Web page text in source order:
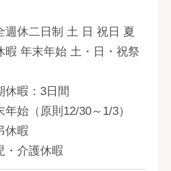
週休二日制 土 日 祝日 夏
暇 年末年始 土・日・祝祭
休暇：3日間
年始（原則12/30～1/3）
休暇
・介護休暇